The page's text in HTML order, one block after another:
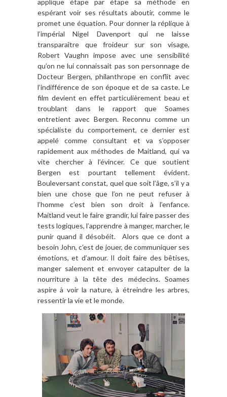
espérant voir ses résultats aboutir, comme le
promet une équation. Pour donner la réplique à
l’impérial Nigel Davenport qui ne laisse
transparaître que froideur sur son visage,
Robert Vaughn impose avec une sensibilité
qu’on ne lui connaissait pas son personnage de
Docteur Bergen, philanthrope en conflit avec
l’indifférence de son époque et de sa caste. Le
film devient en effet particulièrement beau et
troublant dans le rapport que Soames
entretient avec Bergen. Reconnu comme un
spécialiste du comportement, ce dernier est
appelé comme consultant et va s’opposer
rapidement aux méthodes de Maitland, qui va
vite chercher à l’évincer. Ce que soutient
Bergen est pourtant tellement évident.
Bouleversant constat, quel que soit l’âge, s’il y a
bien une chose que l’on ne peut refuser à
l’homme c’est bien son droit à l’enfance.
Maitland veut le faire grandir, lui faire passer des
tests logiques, l’apprendre à manger, marcher, le
punir quand il désobéit. Alors que ce dont a
besoin John, c’est de jouer, de communiquer ses
émotions, et d’amour. Il doit faire des bêtises,
manger salement et envoyer catapulter de la
nourriture à la tête des médecins. Soames
aspire à voir la nature, à étreindre les arbres,
ressentir la vie et le monde.